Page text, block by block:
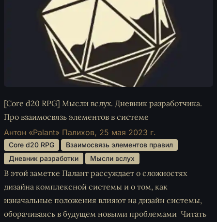
[Core d20 RPG] Мысли вслух. Дневник разработчика.
Про взаимосвязь элементов в системе
Антон «Palant» Палихов, 25 мая 2023 г.
Core d20 RPG
Взаимосвязь элементов правил
Дневник разработки
Мысли вслух
В этой заметке Палант рассуждает о сложностях
дизайна комплексной системы и о том, как
изначальные положения влияют на дизайн системы,
оборачиваясь в будущем новыми проблемами Читать